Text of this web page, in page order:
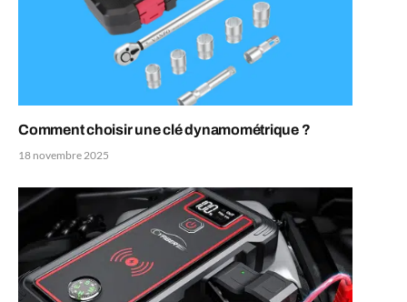
Comment choisir une clé dynamométrique ?
18 novembre 2025